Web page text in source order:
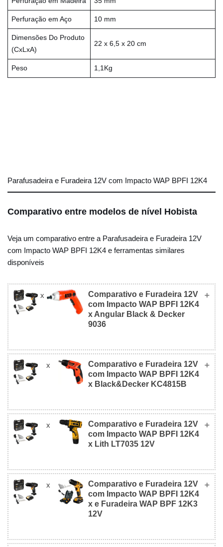
Perfuração em Aço 10 mm
Dimensões Do Produto
(CxLxA)
22 x 6,5 x 20 cm
Peso 1,1Kg
Parafusadeira e Furadeira 12V com Impacto WAP BPFI 12K4
Comparativo entre modelos de nível Hobista
Veja um comparativo entre a Parafusadeira e Furadeira 12V
com Impacto WAP BPFI 12K4 e ferramentas similares
disponíveis
x
Comparativo e Furadeira 12V
com Impacto WAP BPFI 12K4
x Angular Black & Decker
9036
e Furadeira 12V com
Impacto WAP BPFI
Angular Black
& Decker
R$ 209,90
R$
x
Comparativo e Furadeira 12V
com Impacto WAP BPFI 12K4
x Black&Decker KC4815B
e Furadeira 12V com
Impacto WAP BPFI
Black&Decker
x
Comparativo e Furadeira 12V
com Impacto WAP BPFI 12K4
x Lith LT7035 12V
e Furadeira 12V com
Impacto WAP BPFI
Lith LT7035
12V
x
Comparativo e Furadeira 12V
com Impacto WAP BPFI 12K4
x e Furadeira WAP BPF 12K3
12V